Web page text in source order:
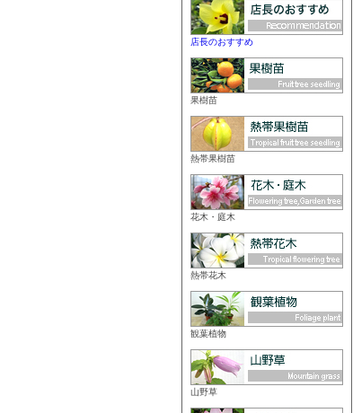
店長のおすすめ
果樹苗
熱帯果樹苗
花木・庭木
熱帯花木
観葉植物
山野草